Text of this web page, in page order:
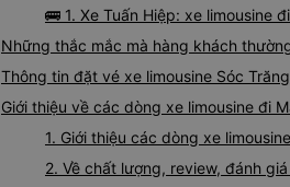
🚌 1. Xe Tuấn Hiệp: xe limousine
Những thắc mắc mà hàng khách
Thông tin đặt vé xe limousine Sóc
Giới thiệu về các dòng xe limousine đi
1. Giới thiệu các dòng xe
2. Về chất lượng, review, đánh